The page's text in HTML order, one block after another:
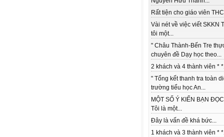
Rất tiện cho giáo viên
Vài nét về việc viết SKKN
tôi một...
" Châu Thành-Bến Tre
chuyên đề Dạy học theo...
2 khách và 4 thành viên *
" Tổng kết thanh tra toàn
trường tiểu học An...
MỘT SỐ Ý KIẾN BẠN
Tôi là một...
Đây là vấn đề khá bức...
1 khách và 3 thành viên *